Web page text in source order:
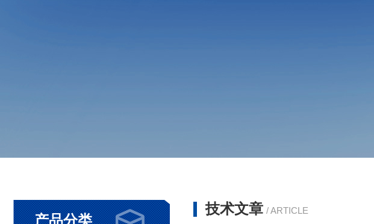
产品分类
技术文章 / ARTICLE